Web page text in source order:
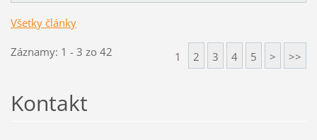
Všetky články
Záznamy: 1 - 3 zo 42 1 2 3 4 5 > >>
Kontakt